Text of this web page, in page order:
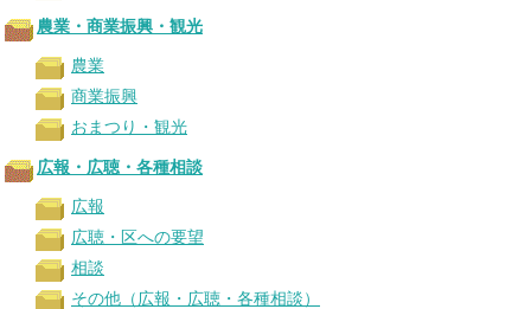
農業・商業振興・観光
農業
商業振興
おまつり・観光
広報・広聴・各種相談
広報
広聴・区への要望
相談
その他（広報・広聴・各種相談）